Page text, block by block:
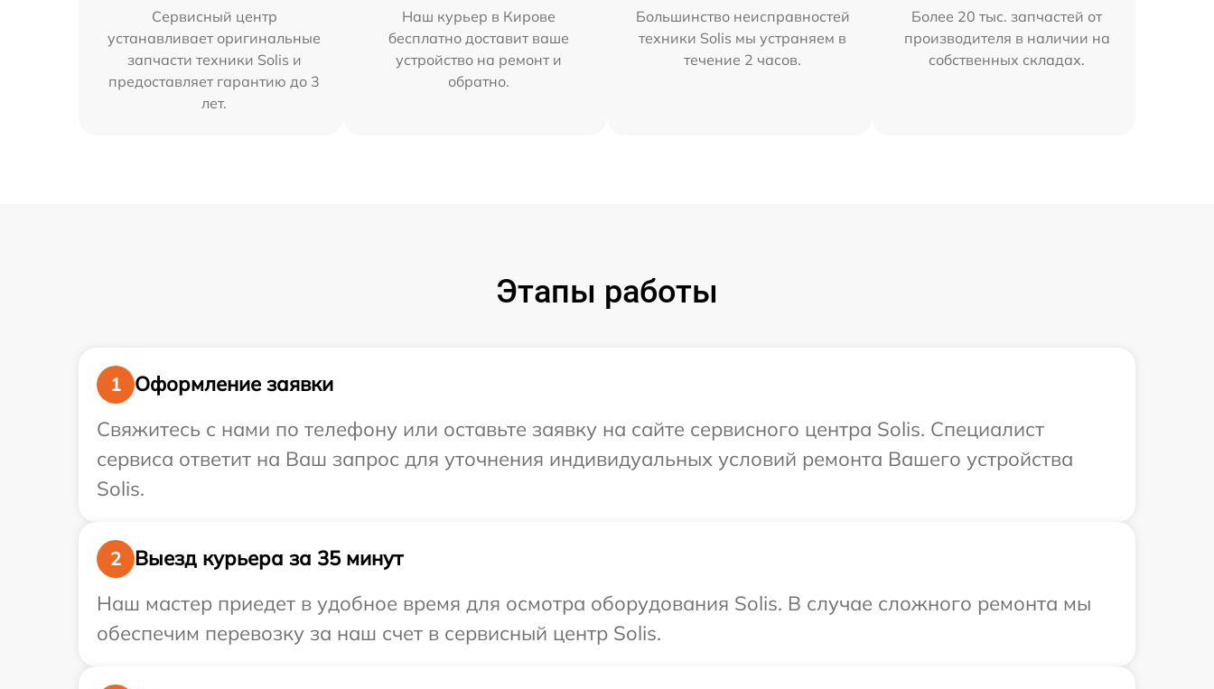
Сервисный центр
устанавливает оригинальные
запчасти техники Solis и
предоставляет гарантию до 3
лет.
Наш курьер в Кирове
бесплатно доставит ваше
устройство на ремонт и
обратно.
Большинство неисправностей
техники Solis мы устраняем в
течение 2 часов.
Более 20 тыс. запчастей от
производителя в наличии на
собственных складах.
Этапы работы
1
Оформление заявки
Свяжитесь с нами по телефону или оставьте заявку на сайте сервисного центра Solis. Специалист
сервиса ответит на Ваш запрос для уточнения индивидуальных условий ремонта Вашего устройства
Solis.
2
Выезд курьера за 35 минут
Наш мастер приедет в удобное время для осмотра оборудования Solis. В случае сложного ремонта мы
обеспечим перевозку за наш счет в сервисный центр Solis.